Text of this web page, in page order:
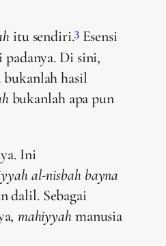
itu sendiri.3Esensi
Di sini,
hasil
bukanlah apa pun
Ini
al-nisbah bayna
dalil. Sebagai
, mahiyyahmanusia